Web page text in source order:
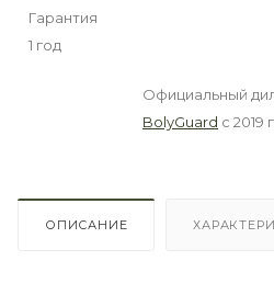
Гарантия
1 год
Официальный
BolyGuard с 2019
ОПИСАНИЕ